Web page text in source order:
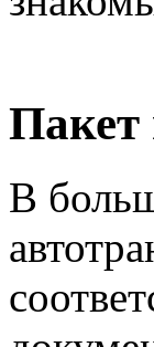
Пакет
В